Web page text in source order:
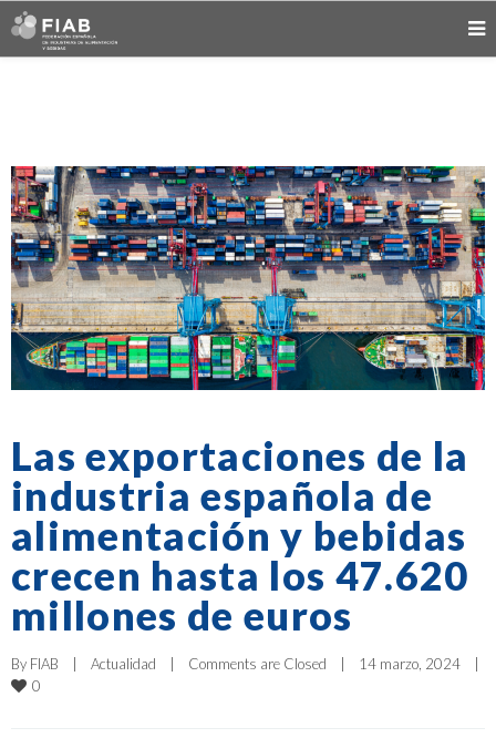
Las exportaciones de la
industria española de
alimentación y bebidas
crecen hasta los 47.620
millones de euros
By FIAB Actualidad Comments are Closed 14 marzo, 2024
0